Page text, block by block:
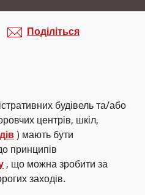
Поділіться
будівель та/або
центрів, шкіл,
) мають бути
принципів
, що можна зробити за
заходів.